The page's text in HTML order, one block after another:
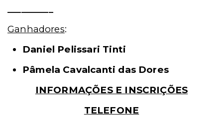
Ganhadores:
Daniel Pelissari Tinti
Pâmela Cavalcanti das Dores
INFORMAÇÕES E INSCRIÇÕES
TELEFONE